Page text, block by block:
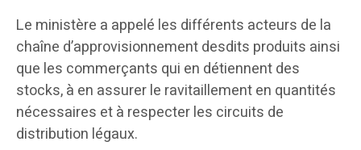
Le ministère a appelé les différents acteurs de la
chaîne d’approvisionnement desdits produits ainsi
que les commerçants qui en détiennent des
stocks, à en assurer le ravitaillement en quantités
nécessaires et à respecter les circuits de
distribution légaux.